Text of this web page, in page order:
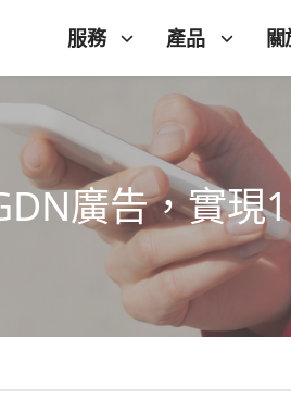
服務 產品 關
廣告，實現